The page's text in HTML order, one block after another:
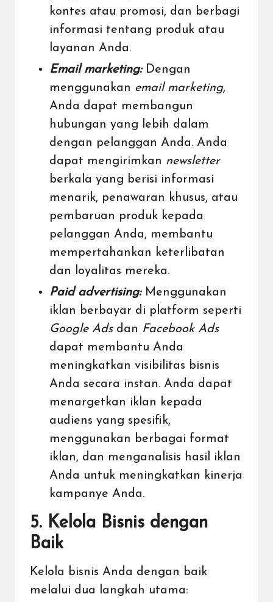
kontes atau promosi, dan berbagi
informasi tentang produk atau
layanan Anda.
Email marketing:Dengan
menggunakan email marketing,
Anda dapat membangun
hubungan yang lebih dalam
dengan pelanggan Anda. Anda
dapat mengirimkan newsletter
berkala yang berisi informasi
menarik, penawaran khusus, atau
pembaruan produk kepada
pelanggan Anda, membantu
mempertahankan keterlibatan
dan loyalitas mereka.
Paid advertising: Menggunakan
iklan berbayar di platform seperti
Google Adsdan Facebook Ads
dapat membantu Anda
meningkatkan visibilitas bisnis
Anda secara instan. Anda dapat
menargetkan iklan kepada
audiens yang spesifik,
menggunakan berbagai format
iklan, dan menganalisis hasil iklan
Anda untuk meningkatkan kinerja
kampanye Anda.
5. Kelola Bisnis dengan
Baik
Kelola bisnis Anda dengan baik
melalui dua langkah utama: